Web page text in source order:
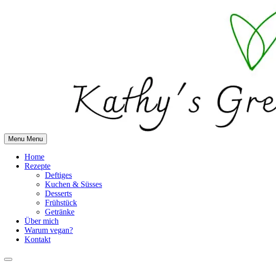
Menu Menu
Home
Rezepte
Deftiges
Kuchen & Süsses
Desserts
Frühstück
Getränke
Über mich
Warum vegan?
Kontakt